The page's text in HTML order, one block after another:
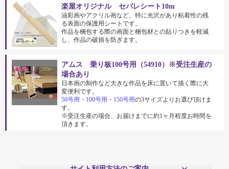
楽屋オリジナル セパレシート10m
油彩画やアクリル画など、特に光沢があり粘着性の残
る表面の保護用シートです。
作品を梱包する際の画面と梱包材との貼りつきを軽減
し、作品の破損を防ぎます。
アムス 乗り板100号用（54910）※受注生産の
場合あり
日本画の制作など大きな作品を床に置いて描く際に大
変便利です。
50号用 ・ 100号用 ・ 150号用の3サイズよりお選び頂けま
す。
※受注生産の場合、お届けまでに約1ヶ月程度お時間を
頂きます。